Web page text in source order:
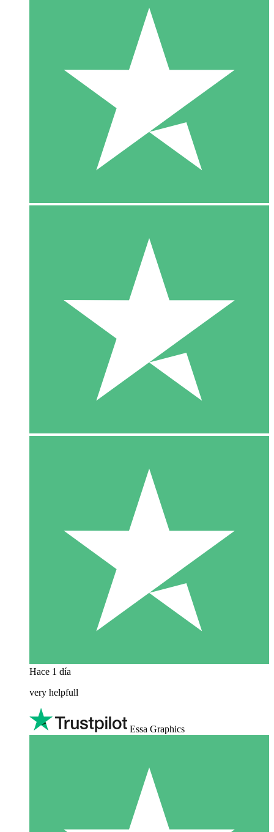
Hace 1 día
very helpfull
Essa Graphics